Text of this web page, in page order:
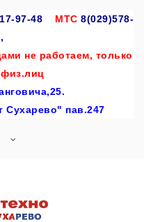
97-48 МТС 8(029)578-
не работаем, только
Сухарево" пав.247